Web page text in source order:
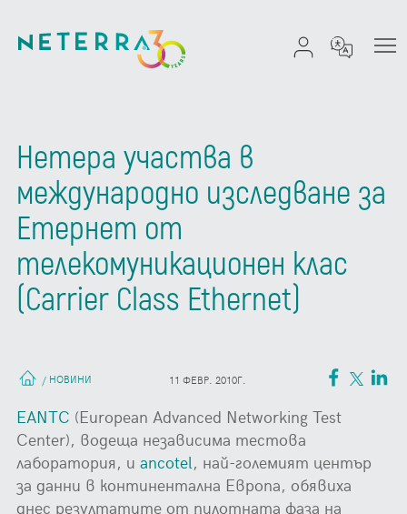
Нетера участва в
международно изследване за
Етернет от
телекомуникационен клас
(Carrier Class Ethernet)
/ НОВИНИ 11 ФЕВР. 2010Г.
EANTC (European Advanced Networking Test
Center), водеща независима тестова
лаборатория, иancotel, най-големият център
за данни в континентална Европа, обявиха
днес резултатите от пилотната фаза на